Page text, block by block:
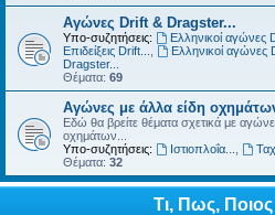
Αγώνες Drift & Dragster...
Υπο-συζητήσεις: Ελληνικοί αγώνες
Επιδείξεις Drift...
Ελληνικοί αγώνες
Dragster...
Θέματα: 69
Αγώνες με άλλα είδη
Εδώ θα βρείτε θέματα σχετικά με
οχημάτων...
Υπο-συζητήσεις:
Ιστιοπλοΐα...
Θέματα: 32
Τι, Πως,